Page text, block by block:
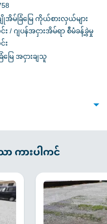
မ်ခြံမြေ ကိုယ်စားလှယ်များ
/ ဂျပန်အငှားအိမ်ရာ စီမံခန့်ခွဲမှု
ြေ အငှားချသူ
ောစာရွက်စာတမ်းများ
ပေါ်မူတည်၍ ကွဲပြားမှုများရှိနိုင်
ားလိုအပ်ပါမည် : ယာဥ်မောင်းလိုင်စင် ၊
စစ်ဆေးရေးလက်မှတ် ၊ ကားအာမခံ
ျုပ်ချုပ်သည့်အခါ) 3လအတွင်း
ရွက်စာတမ်း
ာ ကားပါကင်